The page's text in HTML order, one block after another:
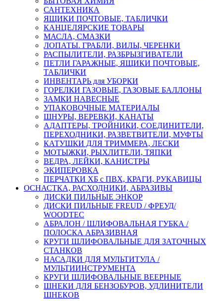
САНТЕХНИКА
ЯЩИКИ ПОЧТОВЫЕ, ТАБЛИЧКИ
КАНЦЕЛЯРСКИЕ ТОВАРЫ
МАСЛА, СМАЗКИ
ЛОПАТЫ. ГРАБЛИ, ВИЛЫ, ЧЕРЕНКИ
РАСПЫЛИТЕЛИ, РАЗБРЫЗГИВАТЕЛИ
ПЕТЛИ ГАРАЖНЫЕ, ЯЩИКИ ПОЧТОВЫЕ,
ТАБЛИЧКИ
ИНВЕНТАРЬ для УБОРКИ
ГОРЕЛКИ ГАЗОВЫЕ, ГАЗОВЫЕ БАЛЛОНЫ
ЗАМКИ НАВЕСНЫЕ
УПАКОВОЧНЫЕ МАТЕРИАЛЫ
ШНУРЫ, ВЕРЕВКИ, КАНАТЫ
АДАПТЕРЫ, ТРОЙНИКИ, СОЕДИНИТЕЛИ,
ПЕРЕХОДНИКИ, РАЗВЕТВИТЕЛИ, МУФТЫ
КАТУШКИ ДЛЯ ТРИММЕРА, ЛЕСКИ
МОТЫЖКИ, РЫХЛИТЕЛИ, ТЯПКИ
ВЕДРА, ЛЕЙКИ, КАНИСТРЫ
ЭКИПЕРОВКА
ПЕРЧАТКИ ХБ с ПВХ, КРАГИ, РУКАВИЦЫ
ОСНАСТКА, РАСХОДНИКИ, АБРАЗИВЫ
ДИСКИ ПИЛЬНЫЕ ЭНКОР
ДИСКИ ПИЛЬНЫЕ FREUD / ФРЕУД/
WOODTEC
АБРАЛОН / ШЛИФОВАЛЬНАЯ ГУБКА /
ПОЛОСКА АБРАЗИВНАЯ
КРУГИ ШЛИФОВАЛЬНЫЕ ДЛЯ ЗАТОЧНЫХ
СТАНКОВ
НАСАДКИ ДЛЯ МУЛЬТИТУЛА /
МУЛЬТИИНСТРУМЕНТА
КРУГИ ШЛИФОВАЛЬНЫЕ ВЕЕРНЫЕ
ШНЕКИ ДЛЯ БЕНЗОБУРОВ, УДЛИНИТЕЛИ
ШНЕКОВ